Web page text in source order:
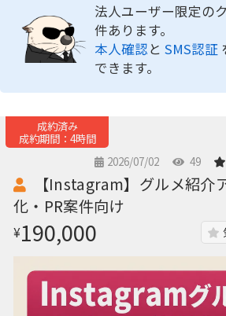
法人ユーザー限定の
件あります。
本人確認と SMS認証
できます。
成約済み
成約期間：4時間
2026/07/02
49
【Instagram】グルメ紹介
化・PR案件向け
¥190,000